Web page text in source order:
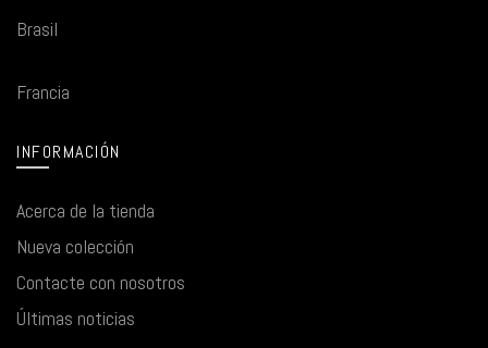
Brasil
Francia
INFORMACIÓN
Acerca de la tienda
Nueva colección
Contacte con nosotros
Últimas noticias